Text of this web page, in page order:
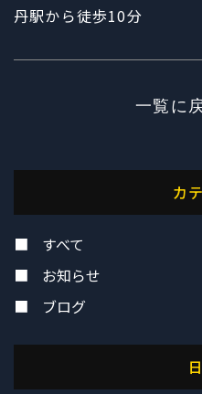
丹駅から徒歩10分
一覧に
カ
すべて
お知らせ
ブログ